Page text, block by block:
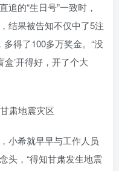
的“生日号”一致时，
结果被告知不仅中了5注
得了100多万奖金。“没
盒’开得好，开了个大
肃地震灾区
小希就早早与工作人员
头，“得知甘肃发生地震